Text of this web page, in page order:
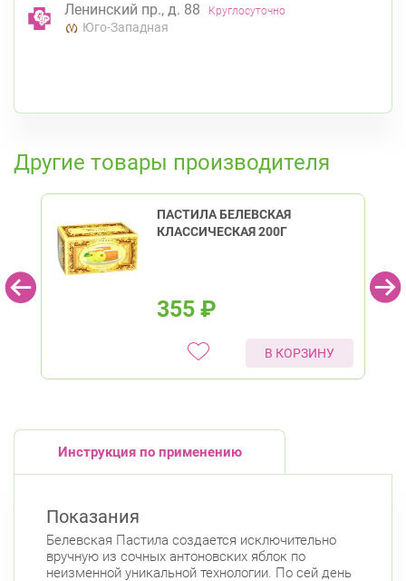
Ленинский пр., д. 88 Круглосуточно
Юго-Западная
Другие товары производителя
ПАСТИЛА БЕЛЕВСКАЯ
КЛАССИЧЕСКАЯ 200Г
355 ₽
В КОРЗИНУ
Инструкция по применению
Показания
Белевская Пастила создается исключительно
вручную из сочных антоновских яблок по
неизменной уникальной технологии. По сей день